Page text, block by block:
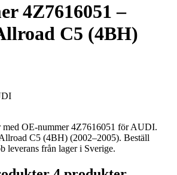
4Z7616051 –
C5 (4BH)
med OE-nummer 4Z7616051 för AUDI.
C5 (4BH) (2002–2005). Beställ
leverans från lager i Sverige.